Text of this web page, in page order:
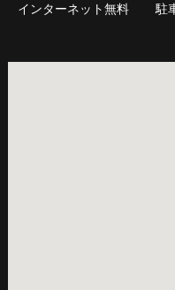
インターネット無料 駐